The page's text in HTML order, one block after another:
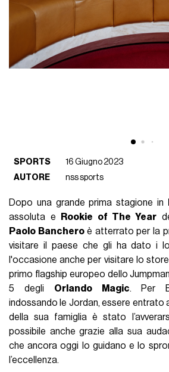
SPORTS
16 Giugno 2023
AUTORE
nss sports
Dopo una grande prima stagione in
assoluta e
Rookie of The Year
Paolo Bancheroè atterrato per la
visitare il paese che gli ha dato i
l'occasione anche per visitare lo store
primo flagship europeo dello
5 degli Orlando Magic. Per
indossando le Jordan, essere entrato
della sua famiglia è stato
possibile anche grazie alla sua
che ancora oggi lo guidano e lo
l’eccellenza.